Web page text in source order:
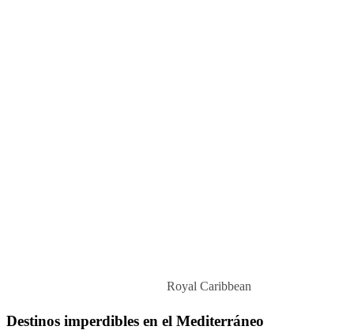
Royal Caribbean
Destinos imperdibles en el Mediterráneo